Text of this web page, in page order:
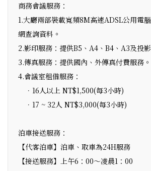
商務會議服務：
1.大廳兩部裝載寬頻8M高速ADSL公用電
網查詢資料。
2.影印服務：提供B5、A4、B4、A3及投
3.傳真服務：提供國內、外傳真付費服務。
4.會議室租借服務：
．16人以上 NT$1,500(每3小時)
．17 ~ 32人 NT$3,000(每3小時)
泊車接送服務：
【代客泊車】泊車、取車為24H服務
【接送服務】上午6：00～凌晨1：00